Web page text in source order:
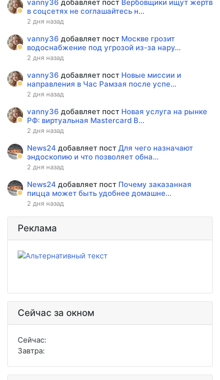
vanny36 добавляет пост Вербовщики ищут жертв
в соцсетях не соглашайтесь н...
2 дня назад
vanny36 добавляет пост Москве грозит
водоснабжение под угрозой из-за нару...
2 дня назад
vanny36 добавляет пост Новые миссии и
направления в Час Рамзая после успе...
2 дня назад
vanny36 добавляет пост Новая услуга на рынке
РФ: виртуальная Mastercard B...
2 дня назад
News24 добавляет пост Для чего назначают
эндоскопию и что позволяет обна...
2 дня назад
News24 добавляет пост Почему заказанная
пицца может быть удобнее домашне...
2 дня назад
Реклама
Сейчас за окном
Сейчас:
Завтра: